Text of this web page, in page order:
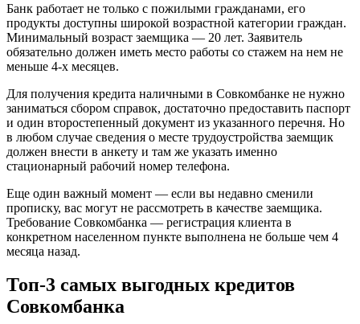
Банк работает не только с пожилыми гражданами, его
продукты доступны широкой возрастной категории граждан.
Минимальный возраст заемщика — 20 лет. Заявитель
обязательно должен иметь место работы со стажем на нем не
меньше 4-х месяцев.
Для получения кредита наличными в Совкомбанке не нужно
заниматься сбором справок, достаточно предоставить паспорт
и один второстепенный документ из указанного перечня. Но
в любом случае сведения о месте трудоустройства заемщик
должен внести в анкету и там же указать именно
стационарный рабочий номер телефона.
Еще один важный момент — если вы недавно сменили
прописку, вас могут не рассмотреть в качестве заемщика.
Требование Совкомбанка — регистрация клиента в
конкретном населенном пункте выполнена не больше чем 4
месяца назад.
Топ-3 самых выгодных кредитов
Совкомбанка